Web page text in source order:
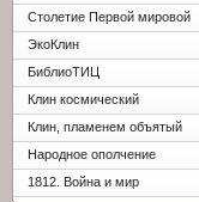
Столетие Первой мировой
ЭкоКлин
БиблиоТИЦ
Клин космический
Клин, пламенем объятый
Народное ополчение
1812. Война и мир